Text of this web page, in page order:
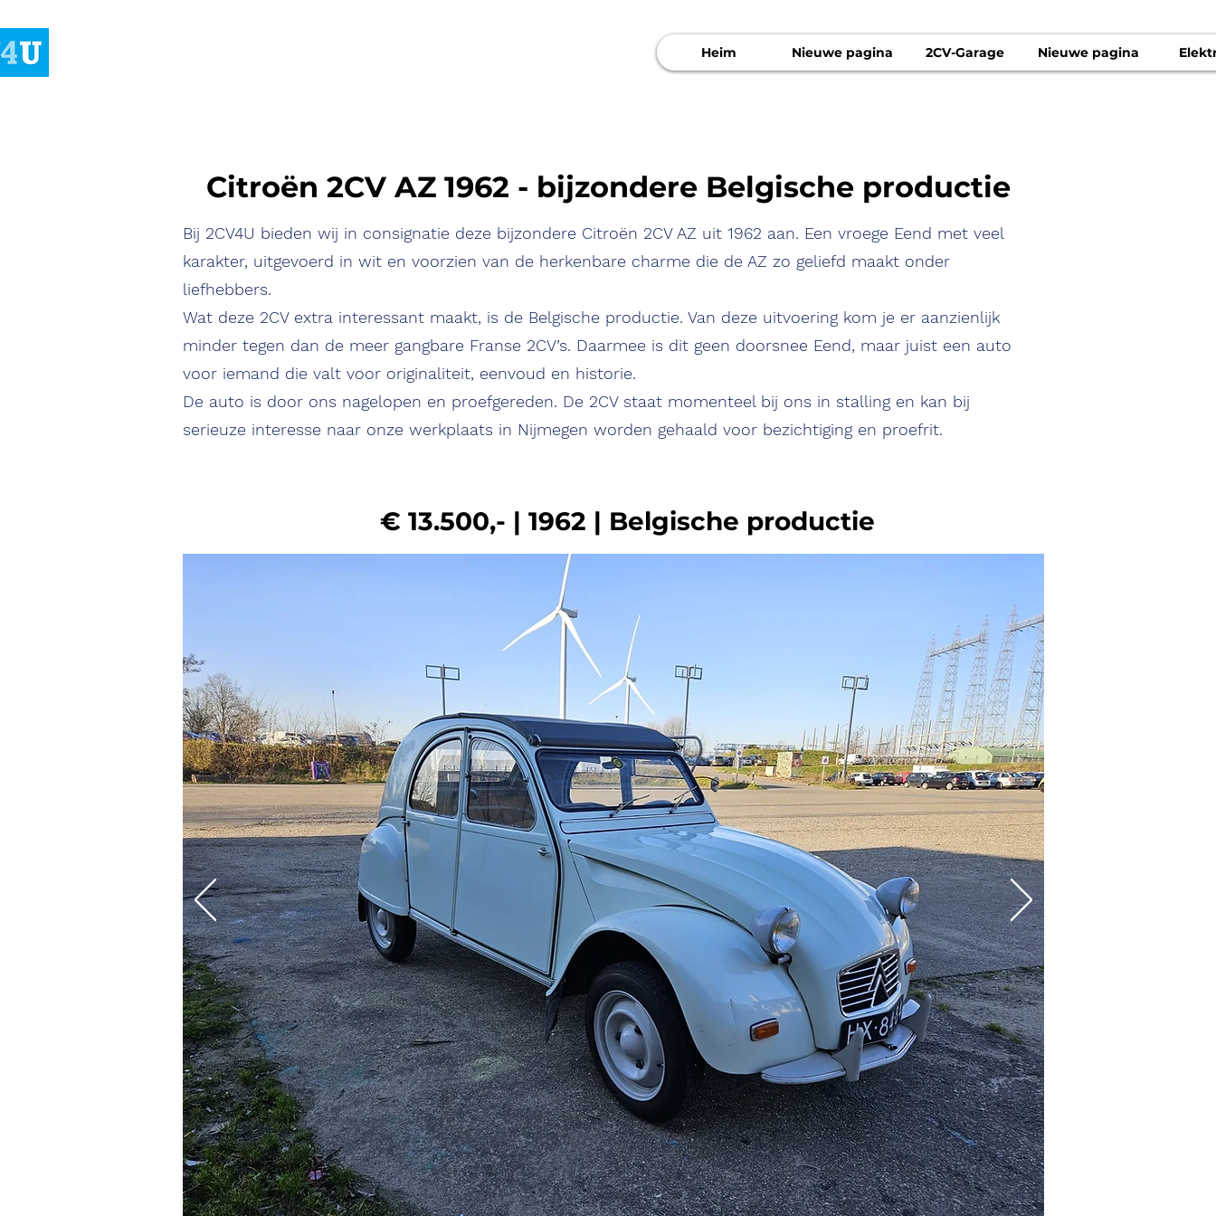
Heim Nieuwe pagina 2CV-Garage Nieuwe pagina
Citroën 2CV AZ 1962 - bijzondere Belgische productie
Bij 2CV4U bieden wij in consignatie deze bijzondere Citroën 2CV AZ uit 1962 aan. Een vroege Eend met veel
karakter, uitgevoerd in wit en voorzien van de herkenbare charme die de AZ zo geliefd maakt onder
liefhebbers.
Wat deze 2CV extra interessant maakt, is de Belgische productie. Van deze uitvoering kom je er aanzienlijk
minder tegen dan de meer gangbare Franse 2CV’s. Daarmee is dit geen doorsnee Eend, maar juist een auto
voor iemand die valt voor originaliteit, eenvoud en historie.
De auto is door ons nagelopen en proefgereden. De 2CV staat momenteel bij ons in stalling en kan bij
serieuze interesse naar onze werkplaats in Nijmegen worden gehaald voor bezichtiging en proefrit.
Meet The Team
€ 13.500,- | 1962 | Belgische productie